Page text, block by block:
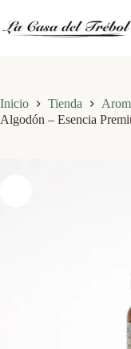
contenido
Inicio Tienda
Algodón – Esencia